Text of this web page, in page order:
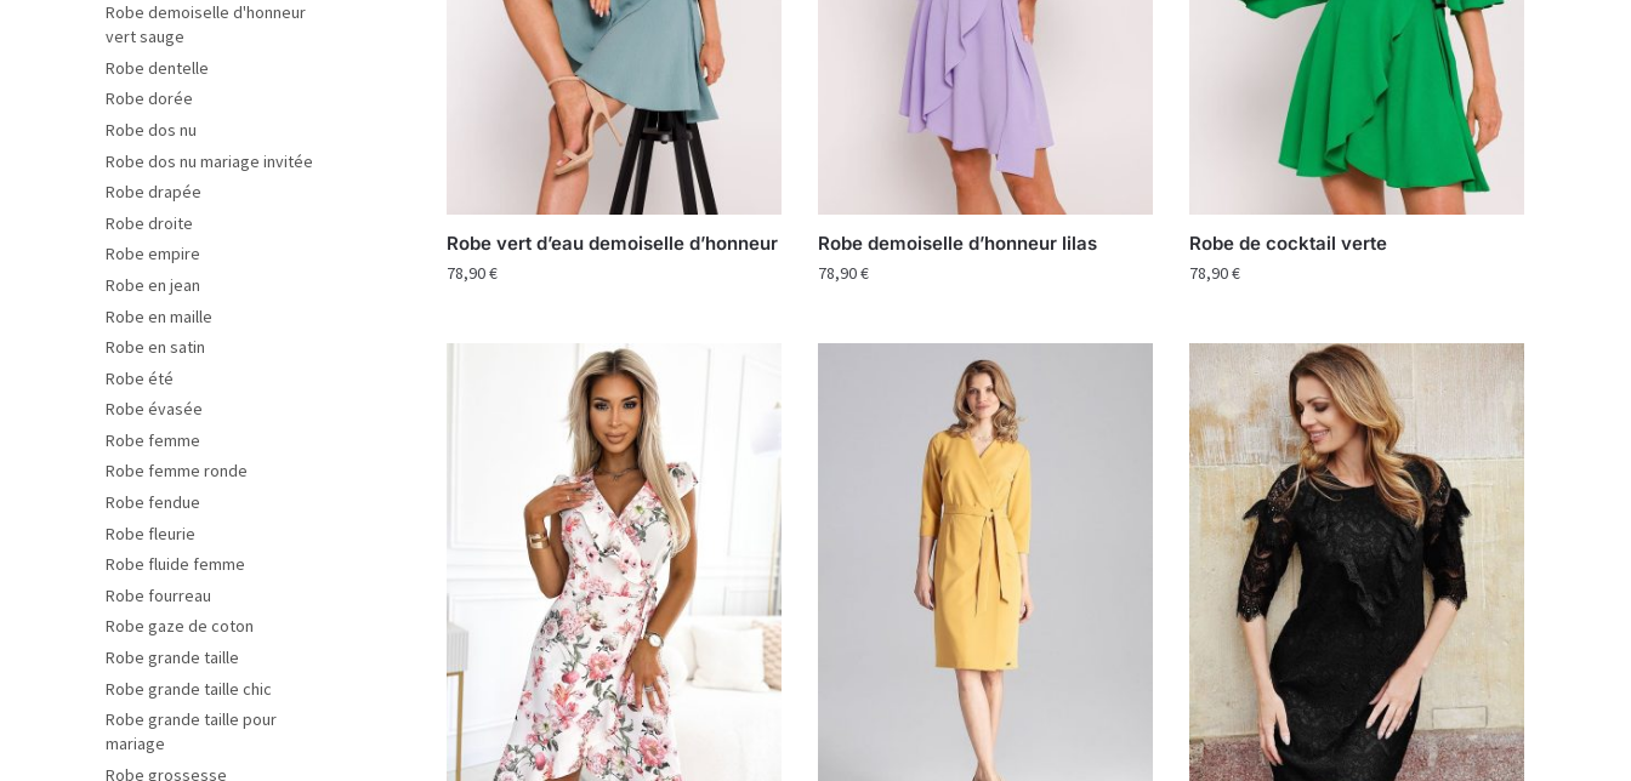
Robe vert d’eau demoiselle d’honneur
78,90€
Robe demoiselle d’honneur lilas
78,90€
Robe de cocktail verte
78,90€
Robe demoiselle d'honneur
vert sauge
Robe dentelle
Robe dorée
Robe dos nu
Robe dos nu mariage invitée
Robe drapée
Robe droite
Robe empire
Robe en jean
Robe en maille
Robe en satin
Robe été
Robe évasée
Robe femme
Robe femme ronde
Robe fendue
Robe fleurie
Robe fluide femme
Robe fourreau
Robe gaze de coton
Robe grande taille
Robe grande taille chic
Robe grande taille pour
mariage
Robe grossesse